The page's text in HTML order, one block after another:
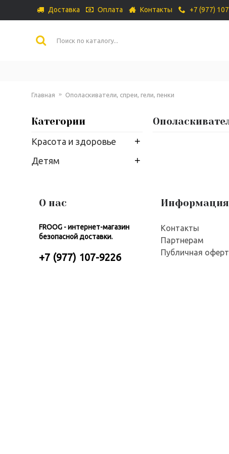
Доставка Оплата Контакты +7 (977)
Главная Ополаскиватели, спреи, гели, пенки
Категории
Красота и здоровье +
Детям +
О нас
FROOG - интернет-магазин
безопасной доставки.
+7 (977) 107-9226
Информация
Контакты
Партнерам
Публичная